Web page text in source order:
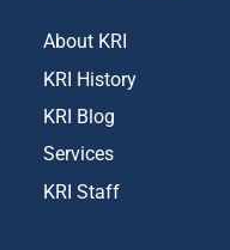
About KRI
KRI History
KRI Blog
Services
KRI Staff